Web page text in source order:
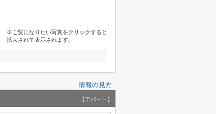
※ご覧になりたい写真をクリックすると
拡大されて表示されます。
情報の見方
【アパート】